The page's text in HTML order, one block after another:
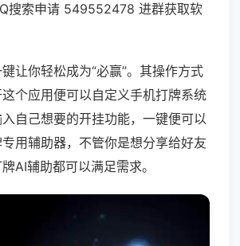
搜索申请 549552478 进群获取软
让你轻松成为“必赢”。其操作方式
个应用便可以自定义手机打牌系统
自己想要的开挂功能，一键便可以
用辅助器，不管你是想分享给好友
AI辅助都可以满足需求。